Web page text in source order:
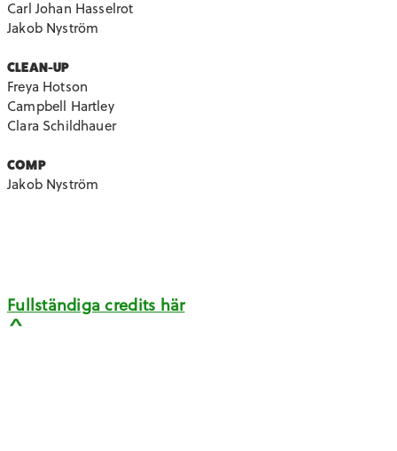
Carl Johan Hasselrot
Jakob Nyström
CLEAN-UP
Freya Hotson
Campbell Hartley
Clara Schildhauer
COMP
Jakob Nyström
Fullständiga credits här